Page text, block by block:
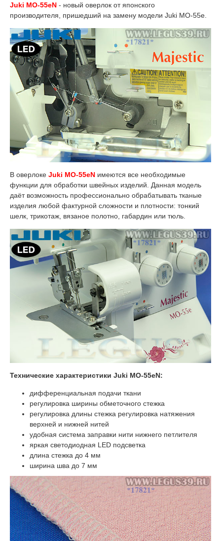
Juki MO-55eN - новый оверлок от японского
производителя, пришедший на замену модели Juki MO-55e.
В оверлоке Juki МО-55еN имеются все необходимые
функции для обработки швейных изделий. Данная модель
даёт возможность профессионально обрабатывать тканые
изделия любой фактурной сложности и плотности: тонкий
шелк, трикотаж, вязаное полотно, габардин или тюль.
Технические характеристики Juki МО-55еN:
дифференциальная подачи ткани
регулировка ширины обметочного стежка
регулировка длины стежка регулировка натяжения
верхней и нижней нитей
удобная система заправки нити нижнего петлителя
яркая светодиодная LED подсветка
длина стежка до 4 мм
ширина шва до 7 мм